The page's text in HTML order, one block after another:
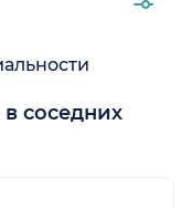
соседних